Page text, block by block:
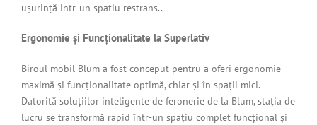
ușurință intr-un spatiu restrans..
Ergonomie și Funcționalitate la Superlativ
Biroul mobil Blum a fost conceput pentru a oferi ergonomie
maximă și funcționalitate optimă, chiar și în spații mici.
Datorită soluțiilor inteligente de feronerie de la Blum, stația de
lucru se transformă rapid într-un spațiu complet funcțional și